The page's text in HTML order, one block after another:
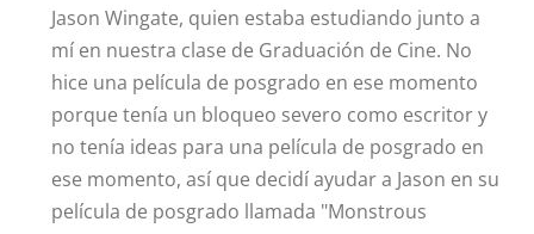
Jason Wingate, quien estaba estudiando junto a
mí en nuestra clase de Graduación de Cine. No
hice una película de posgrado en ese momento
porque tenía un bloqueo severo como escritor y
no tenía ideas para una película de posgrado en
ese momento, así que decidí ayudar a Jason en su
película de posgrado llamada "Monstrous